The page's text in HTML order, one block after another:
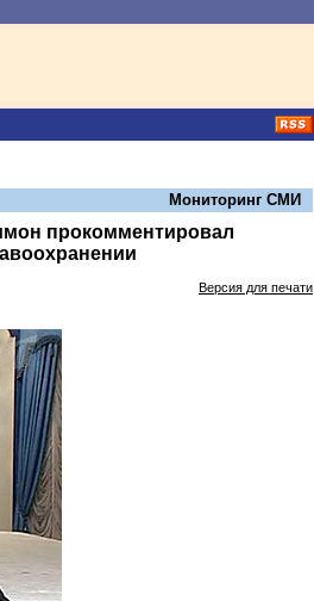
Мониторинг СМИ
прокомментировал
Версия для печати